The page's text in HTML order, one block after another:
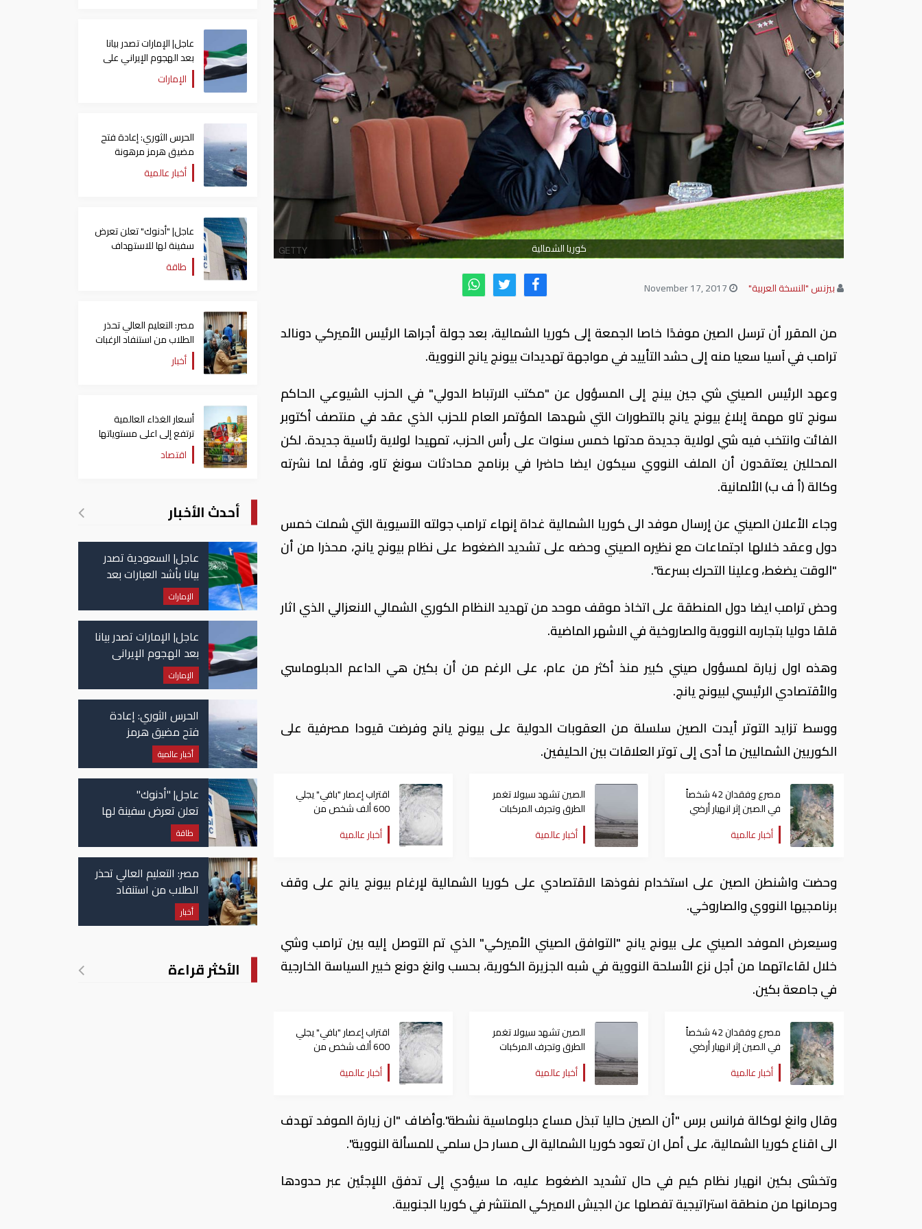
كوريا الشمالية
بيزنس "النسخة العربية"
من المقرر أن ترسل الصين موفدًا خاصا الجمعة إلى كوريا الشمالية، بعد جولة أجراها الرئيس الأميركي دونالد
ترامب في آسيا سعيا منه إلى حشد التأييد في مواجهة تهديدات بيونج يانج النووية.
وعهد الرئيس الصيني شي جين بينج إلى المسؤول عن "مكتب الارتباط الدولي" في الحزب الشيوعي الحاكم
سونج تاو مهمة إبلاغ بيونج يانج بالتطورات التي شهدها المؤتمر العام للحزب الذي عقد في منتصف أكتوبر
الفائت وانتخب فيه شي لولاية جديدة مدتها خمس سنوات على رأس الحزب، تمهيدا لولاية رئاسية جديدة. لكن
المحللين يعتقدون أن الملف النووي سيكون ايضا حاضرا في برنامج محادثات سونغ تاو، وفقًا لما نشرته
وكالة (أ ف ب) الألمانية.
وجاء الأعلان الصيني عن إرسال موفد الى كوريا الشمالية غداة إنهاء ترامب جولته الآسيوية التي شملت خمس
دول وعقد خلالها اجتماعات مع نظيره الصيني وحضه على تشديد الضغوط على نظام بيونج يانج، محذرا من أن
"الوقت يضغط، وعلينا التحرك بسرعة".
وحض ترامب ايضا دول المنطقة على اتخاذ موقف موحد من تهديد النظام الكوري الشمالي الانعزالي الذي اثار
قلقا دوليا بتجاربه النووية والصاروخية في الاشهر الماضية.
وهذه اول زيارة لمسؤول صيني كبير منذ أكثر من عام، على الرغم من أن بكين هي الداعم الدبلوماسي
والأقتصادي الرئيسي لبيونج يانج.
ووسط تزايد التوتر أيدت الصين سلسلة من العقوبات الدولية على بيونج يانج وفرضت قيودا مصرفية على
الكوريين الشماليين ما أدى إلى توتر العلاقات بين الحليفين.
مصرع وفقدان 42 شخصاً
في الصين إثر انهيار أرضي
أخبار عالمية
الصين تشهد سيولا تغمر
الطرق وتجرف المركبات
أخبار عالمية
اقتراب إعصار "بافي" يجلي
600 ألف شخص من
منازلهم في الصين
أخبار عالمية
وحضت واشنطن الصين على استخدام نفوذها الاقتصادي على كوريا الشمالية لإرغام بيونج يانج على وقف
برنامجيها النووي والصاروخي.
وسيعرض الموفد الصيني على بيونج يانج "التوافق الصيني الأميركي" الذي تم التوصل إليه بين ترامب وشي
خلال لقاءاتهما من أجل نزع الأسلحة النووية في شبه الجزيرة الكورية، بحسب وانغ دونع خبير السياسة الخارجية
في جامعة بكين.
مصرع وفقدان 42 شخصاً
في الصين إثر انهيار أرضي
أخبار عالمية
الصين تشهد سيولا تغمر
الطرق وتجرف المركبات
أخبار عالمية
اقتراب إعصار "بافي" يجلي
600 ألف شخص من
منازلهم في الصين
أخبار عالمية
وقال وانغ لوكالة فرانس برس "أن الصين حاليا تبذل مساع دبلوماسية نشطة".وأضاف "ان زيارة الموفد تهدف
الى اقناع كوريا الشمالية، على أمل ان تعود كوريا الشمالية الى مسار حل سلمي للمسألة النووية".
وتخشى بكين انهيار نظام كيم في حال تشديد الضغوط عليه، ما سيؤدي إلى تدفق اللإجئين عبر حدودها
وحرمانها من منطقة استراتيجية تفصلها عن الجيش الاميركي المنتشر في كوريا الجنوبية.
عاجل| الإمارات تصدر بيانا
بعد الهجوم الإيراني على
سفينة تابعة لـ"أدنوك"
الإمارات
الحرس الثوري: إعادة فتح
مضيق هرمز مرهونة
بقبول واشنطن الكامل
لشروط طهران
أخبار عالمية
عاجل| "أدنوك" تعلن تعرض
سفينة لها للاستهداف
بصاروخ في مضيق هرمز
طاقة
مصر: التعليم العالي تحذر
الطلاب من استنفاد الرغبات
قبل غلق التسجيل
أخبار
أسعار الغذاء العالمية
ترتفع إلى اعلى مستوياتها
منذ 3 سنواتاقتصاد
أحدث الأخبار
عاجل| السعودية تصدر
بيانا بأشد العبارات بعد
استهداف إيران لناقلة
إماراتية
الإمارات
عاجل| الإمارات تصدر بيانا
بعد الهجوم الإيراني
على سفينة تابعة
لـ"أدنوك"
الإمارات
الحرس الثوري: إعادة
فتح مضيق هرمز
مرهونة بقبول واشنطن
الكامل لشروط طهران
أخبار عالمية
عاجل| "أدنوك"
تعلن تعرض سفينة لها
للاستهداف بصاروخ في
مضيق هرمز
طاقة
مصر: التعليم العالي تحذر
الطلاب من استنفاد
الرغبات قبل غلق
التسجيل
أخبار
الأكثر قراءة